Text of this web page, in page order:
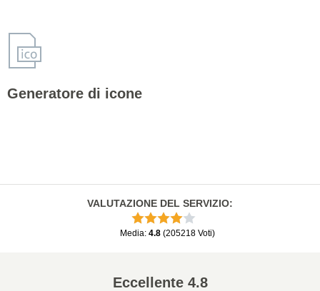
Generatore di icone
VALUTAZIONE DEL SERVIZIO:
Media: 4.8 (205218 Voti)
Eccellente4.8